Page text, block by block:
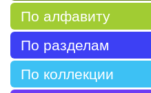
По алфавиту
По разделам
По коллекции